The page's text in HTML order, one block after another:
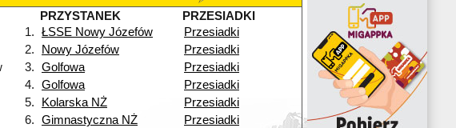
PRZYSTANEK
PRZESIADKI
1.
ŁSSE Nowy Józefów
Przesiadki
2. Nowy Józefów
Przesiadki
3. Golfowa
Przesiadki
4. Golfowa
Przesiadki
5. Kolarska NŻ
Przesiadki
6. Gimnastyczna NŻ
Przesiadki